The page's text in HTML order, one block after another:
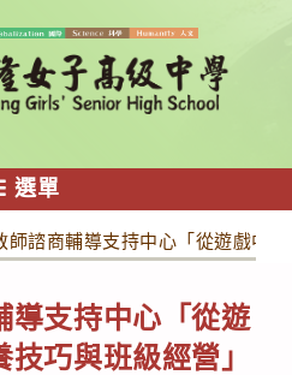
選單
師諮商輔導支持中心「從遊戲中
導支持中心「從遊
巧與班級經營」